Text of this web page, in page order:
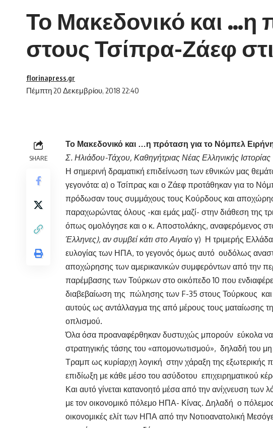
Το Μακεδονικό και …η
στους Τσίπρα-Ζάεφ
Πέμπτη 20 Δεκεμβρίου, 2018 22:40
florinapress.gr
SHARE
Το Μακεδονικό και …η πρόταση για το Νόμπελ
Σ. Ηλιάδου-Τάχου, Καθηγήτριας Νέας Ελληνικής Ιστορίας
Η σημερινή δραματική επιδείνωση των εθνικών μας
γεγονότα: α) ο Τσίπρας και ο Ζάεφ προτάθηκαν για το
πρόδωσαν τους συμμάχους τους Κούρδους και
παραχωρώντας όλους -και εμάς μαζί- στην διάθεση της
όπως ομολόγησε και ο κ. Αποστολάκης, αναφερόμενος
Έλληνες), αν συμβεί κάτι στο Αιγαίο γ) Η τριμερής
ευλογίας των ΗΠΑ, το γεγονός όμως αυτό ουδόλως
αποχώρησης των αμερικανικών συμφερόντων από την
παρέμβασης των Τούρκων στο οικόπεδο 10 που
διαβεβαίωση της πώλησης των F-35 στους Τούρκους
αυτούς ως αντάλλαγμα της από μέρους τους ματαίωσης
οπλισμού.
Όλα όσα προαναφέρθηκαν δυστυχώς μπορούν εύκολα να
στρατηγικής τάσης του «απομονωτισμού», δηλαδή του
Τραμπ ως κυρίαρχη λογική στην χάραξη της εξωτερικής
επιδίωξη με κάθε μέσο του ασύδοτου επιχειρηματικού
Και αυτό γίνεται κατανοητό μέσα από την ανίχνευση
με τον οικονομικό πόλεμο ΗΠΑ- Κίνας. Δηλαδή ο πόλεμος
οικονομικές ελίτ των ΗΠΑ από την Νοτιοανατολική